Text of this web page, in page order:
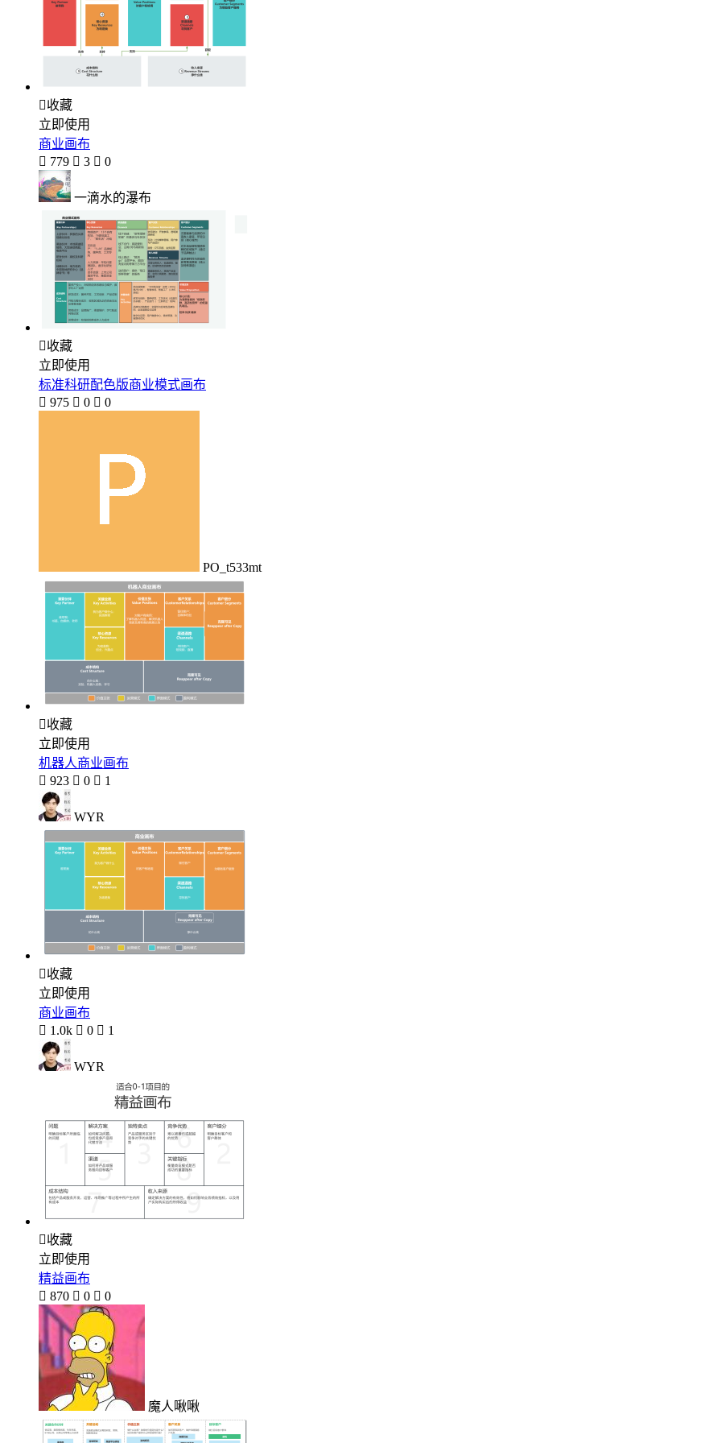
收藏
立即使用
商业画布
 779  3  0
一滴水的瀑布
收藏
立即使用
标准科研配色版商业模式画布
 975  0  0
PO_t533mt
收藏
立即使用
机器人商业画布
 923  0  1
WYR
收藏
立即使用
商业画布
 1.0k  0  1
WYR
收藏
立即使用
精益画布
 870  0  0
魔人啾啾